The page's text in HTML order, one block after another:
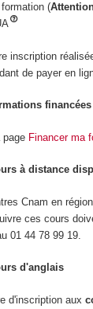
(
inscription
de payer en
page Financer ma
à distance
Cnam en
ces cours
01 44 78 99 19.
d'anglais
d'inscription aux